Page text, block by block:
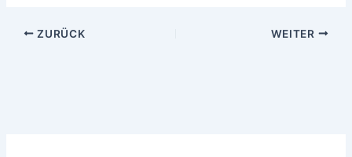
ZURÜCK WEITER